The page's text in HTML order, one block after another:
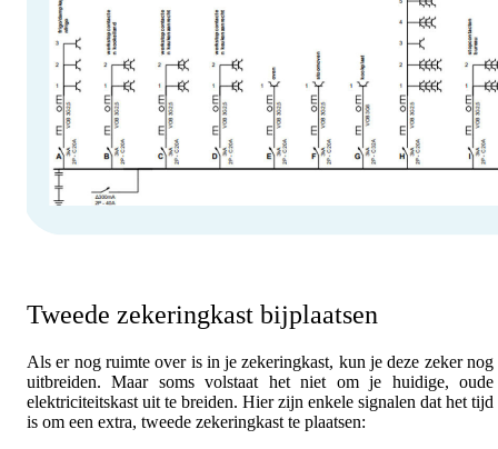
Tweede zekeringkast bijplaatsen
Als er nog ruimte over is in je zekeringkast, kun je deze zeker nog
uitbreiden. Maar soms volstaat het niet om je huidige, oude
elektriciteitskast uit te breiden. Hier zijn enkele signalen dat het tijd
is om een extra, tweede zekeringkast te plaatsen: